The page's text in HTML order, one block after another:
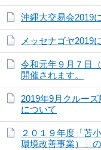
沖縄大交易会2019
メッセナゴヤ2019
令和元年９月７日
開催されます。
2019年9月クルー
について
２０１９年度「苫
環境改善事業）」